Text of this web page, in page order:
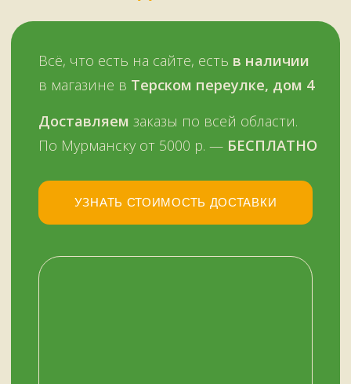
Оплатить можно и наличными,
и картой, в том числе кредитной,
через терминал
Звоните, пишите:
Мы работаем с 11 до 19 часов в будни